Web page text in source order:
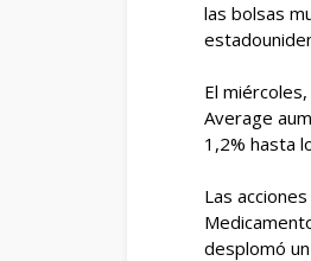
las bolsas
El
Average
1,2% hasta
Las
desplomó